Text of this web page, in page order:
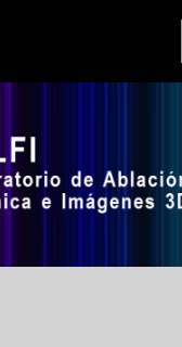
LALFI